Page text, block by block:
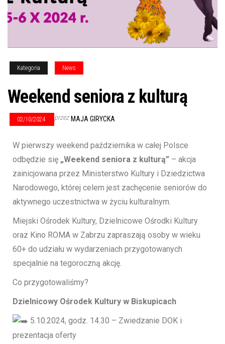
Kategoria News
Weekend seniora z kulturą
02/10/2024 przez MAJA GIRYCKA
W pierwszy weekend października w całej Polsce
odbędzie się „Weekend seniora z kulturą” – akcja
zainicjowana przez Ministerstwo Kultury i Dziedzictwa
Narodowego, której celem jest zachęcenie seniorów do
aktywnego uczestnictwa w życiu kulturalnym.
Miejski Ośrodek Kultury, Dzielnicowe Ośrodki Kultury
oraz Kino ROMA w Zabrzu zapraszają osoby w wieku
60+ do udziału w wydarzeniach przygotowanych
specjalnie na tegoroczną akcję.
Co przygotowaliśmy?
Dzielnicowy Ośrodek Kultury w Biskupicach
5.10.2024, godz. 14.30 – Zwiedzanie DOK i
prezentacja oferty